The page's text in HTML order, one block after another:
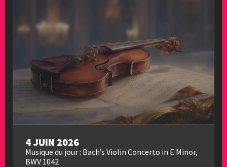
4 JUIN 2026
Musique du jour : Bach’s Violin Concerto in E Minor,
BWV 1042